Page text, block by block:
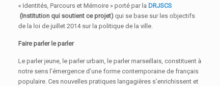
« Identités, Parcours et Mémoire » porté par la DRJSCS
(Institution qui soutient ce projet) qui se base sur les objectifs
de la loi de juillet 2014 sur la politique de la ville.
Faire parler le parler
Le parler jeune, le parler urbain, le parler marseillais, constituent à
notre sens l’émergence d’une forme contemporaine de français
populaire. Ces nouvelles pratiques langagières s’enrichissent et